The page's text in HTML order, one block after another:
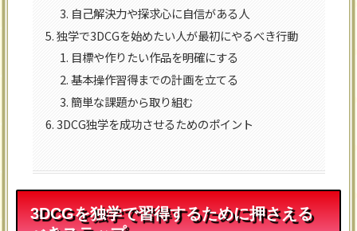
自己解決力や探求心に自信がある人
独学で3DCGを始めたい人が最初にやるべき行動
目標や作りたい作品を明確にする
基本操作習得までの計画を立てる
簡単な課題から取り組む
3DCG独学を成功させるためのポイント
3DCGを独学で習得するために押さえる